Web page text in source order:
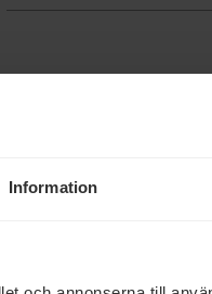
Information